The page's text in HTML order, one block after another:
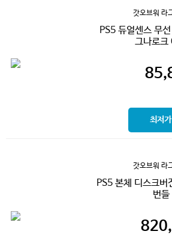
갓오브워 라
PS5 듀얼센스 무
그나로크
최저
갓오브워 라
PS5 본체 디스크버
번